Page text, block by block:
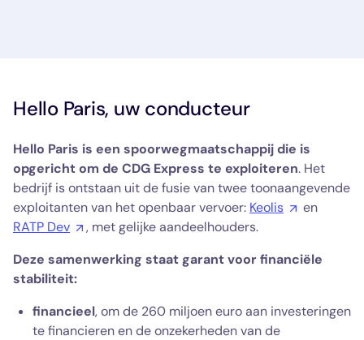
Hello Paris, uw conducteur
Hello Paris is een spoorwegmaatschappij die is
opgericht om de CDG Express te exploiteren. Het
bedrijf is ontstaan uit de fusie van twee toonaangevende
exploitanten van het openbaar vervoer: Keolis
en
RATP Dev
, met gelijke aandeelhouders.
Deze samenwerking staat garant voor financiële
stabiliteit:
financieel, om de 260 miljoen euro aan investeringen
te financieren en de onzekerheden van de